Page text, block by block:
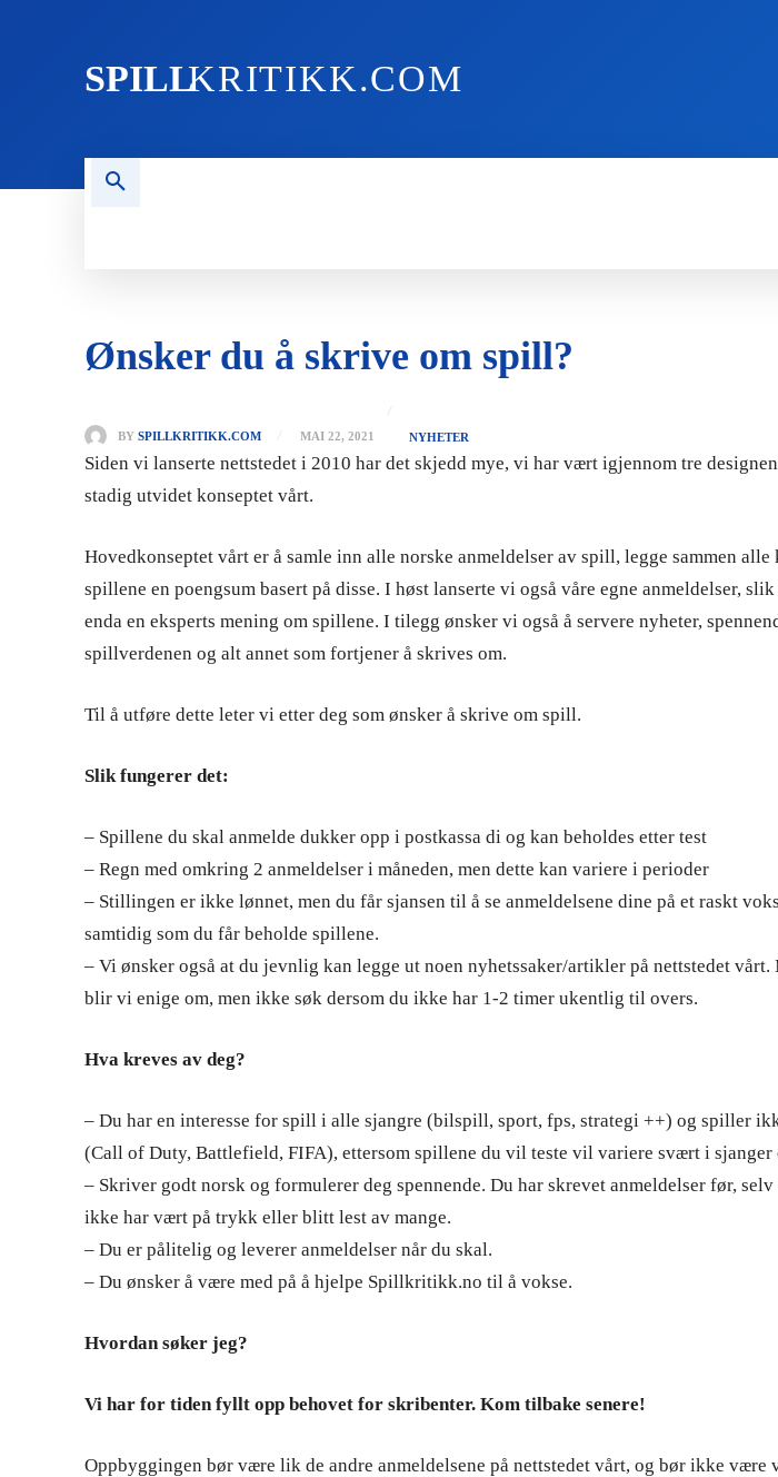
SPILLKRITIKK.COM
Ønsker du å skrive om spill?
BY SPILLKRITIKK.COM MAI 22, 2021 NYHETER
Siden vi lanserte nettstedet i 2010 har det skjedd mye, vi har vært igjennom tre
stadig utvidet konseptet vårt.
Hovedkonseptet vårt er å samle inn alle norske anmeldelser av spill, legge sammen alle
spillene en poengsum basert på disse. I høst lanserte vi også våre egne anmeldelser,
enda en eksperts mening om spillene. I tilegg ønsker vi også å servere nyheter,
spillverdenen og alt annet som fortjener å skrives om.
Til å utføre dette leter vi etter deg som ønsker å skrive om spill.
Slik fungerer det:
– Spillene du skal anmelde dukker opp i postkassa di og kan beholdes etter test
– Regn med omkring 2 anmeldelser i måneden, men dette kan variere i perioder
– Stillingen er ikke lønnet, men du får sjansen til å se anmeldelsene dine på et raskt
samtidig som du får beholde spillene.
– Vi ønsker også at du jevnlig kan legge ut noen nyhetssaker/artikler på nettstedet vårt.
blir vi enige om, men ikke søk dersom du ikke har 1-2 timer ukentlig til overs.
Hva kreves av deg?
– Du har en interesse for spill i alle sjangre (bilspill, sport, fps, strategi ++) og spiller
(Call of Duty, Battlefield, FIFA), ettersom spillene du vil teste vil variere svært i sjanger
– Skriver godt norsk og formulerer deg spennende. Du har skrevet anmeldelser før,
ikke har vært på trykk eller blitt lest av mange.
– Du er pålitelig og leverer anmeldelser når du skal.
– Du ønsker å være med på å hjelpe Spillkritikk.no til å vokse.
Hvordan søker jeg?
Vi har for tiden fyllt opp behovet for skribenter. Kom tilbake senere!
Oppbyggingen bør være lik de andre anmeldelsene på nettstedet vårt, og bør ikke være